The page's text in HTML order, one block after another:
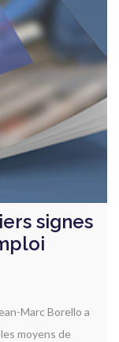
signes
Marc Borello a
moyens de